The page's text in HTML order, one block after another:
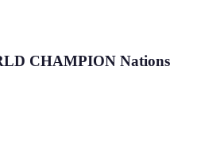
CHAMPION Nations